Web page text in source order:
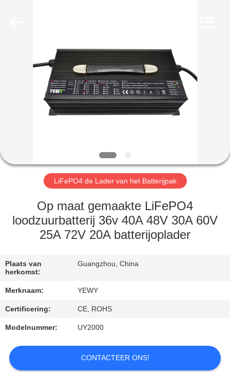
PRODUCTEN
VIDEO'S
ONGEVEER
ONS
FABRIEKSREIS
KWALITEITSCONTROLE
CONTACTEER
NIEUWS
GEVALLEN
LiFePO4 de Lader van het Batterijpak
Op maat gemaakte LiFePO4
loodzuurbatterij 36v 40A 48V 30A 60V
25A 72V 20A batterijoplader
Plaats van
herkomst:
Guangzhou, China
Merknaam: YEWY
Certificering: CE, ROHS
Modelnummer: UY2000
CONTACTEER ONS!